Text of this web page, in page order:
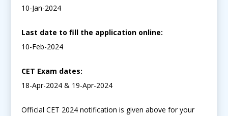
10-Jan-2024
Last date to fill the application online:
10-Feb-2024
CET Exam dates:
18-Apr-2024 & 19-Apr-2024
Official CET 2024 notification is given above for your